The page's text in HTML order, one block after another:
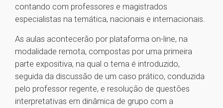
contando com professores e magistrados
especialistas na temática, nacionais e internacionais.
As aulas acontecerão por plataforma on-line, na
modalidade remota, compostas por uma primeira
parte expositiva, na qual o tema é introduzido,
seguida da discussão de um caso prático, conduzida
pelo professor regente, e resolução de questões
interpretativas em dinâmica de grupo com a